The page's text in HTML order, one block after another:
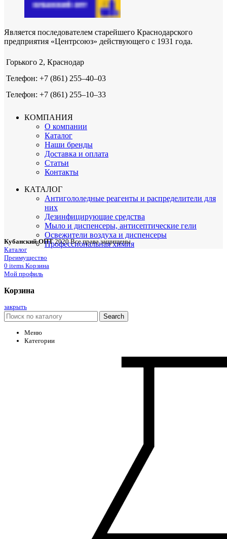
Является последователем старейшего Краснодарского
предприятия «Центрсоюз» действующего с 1931 года.
Горького 2, Краснодар
Телефон: +7 (861) 255‒40‒03
Телефон: +7 (861) 255‒10‒33
КОМПАНИЯ
О компании
Каталог
Наши бренды
Доставка и оплата
Статьи
Контакты
КАТАЛОГ
Антигололедные реагенты и распределители для
них
Дезинфицирующие средства
Мыло и диспенсеры, антисептические гели
Освежители воздуха и диспенсеры
Профессиональная химия
Кубанский-ОПТ 2020 Все права защищены
Каталог
Преимущество
0 items Корзина
Мой профиль
Корзина
закрыть
Search
Меню
Категории